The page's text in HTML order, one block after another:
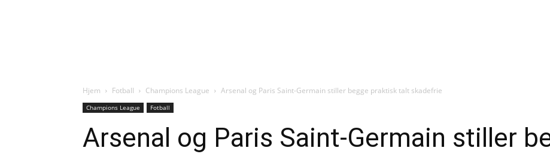
Hjem Fotball Champions League Arsenal og Paris Saint-Germain stiller begge praktisk talt skadefrie
Champions League Fotball
Arsenal og Paris Saint-Germain stiller